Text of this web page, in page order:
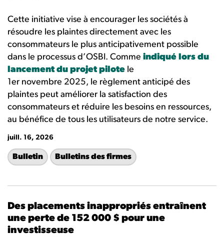
Cette initiative vise à encourager les sociétés à
résoudre les plaintes directement avec les
consommateurs le plus anticipativement possible
dans le processus d’OSBI. Comme indiqué lors du
lancement du projet pilote le
1er novembre 2025, le règlement anticipé des
plaintes peut améliorer la satisfaction des
consommateurs et réduire les besoins en ressources,
au bénéfice de tous les utilisateurs de notre service.
juill. 16, 2026
Bulletin Bulletins des firmes
Des placements inappropriés entraînent
une perte de 152 000 $ pour une
investisseuse